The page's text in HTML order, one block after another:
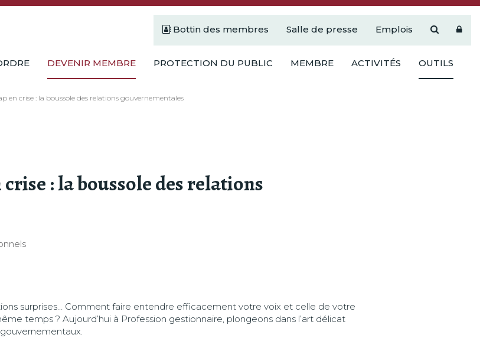
Bottin des membres Salle de presse Emplois
DEVENIR MEMBRE PROTECTION DU PUBLIC MEMBRE ACTIVITÉS OUTILS
en crise : la boussole des relations gouvernementales
crise : la boussole des relations
surprises… Comment faire entendre efficacement votre voix et celle de votre
temps ? Aujourd’hui à Profession gestionnaire, plongeons dans l’art délicat